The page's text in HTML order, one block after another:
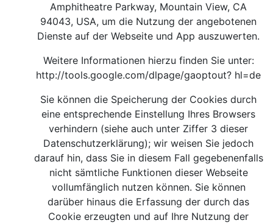
Amphitheatre Parkway, Mountain View, CA
94043, USA, um die Nutzung der angebotenen
Dienste auf der Webseite und App auszuwerten.
Weitere Informationen hierzu finden Sie unter:
http://tools.google.com/dlpage/gaoptout? hl=de
Sie können die Speicherung der Cookies durch
eine entsprechende Einstellung Ihres Browsers
verhindern (siehe auch unter Ziffer 3 dieser
Datenschutzerklärung); wir weisen Sie jedoch
darauf hin, dass Sie in diesem Fall gegebenenfalls
nicht sämtliche Funktionen dieser Webseite
vollumfänglich nutzen können. Sie können
darüber hinaus die Erfassung der durch das
Cookie erzeugten und auf Ihre Nutzung der